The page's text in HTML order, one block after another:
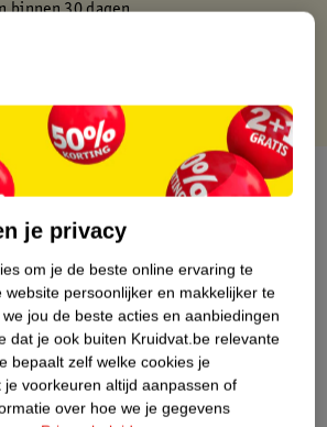
binnen 30 dagen
Kruidvat kaart
Dit product heeft (nog) geen Nature
Impact Score.
je privacy
om je de beste online ervaring te
website persoonlijker en makkelijker te
jou de beste acties en aanbiedingen
dat je ook buiten Kruidvat.be relevante
bepaalt zelf welke cookies je
je voorkeuren altijd aanpassen of
over hoe we je gegevens